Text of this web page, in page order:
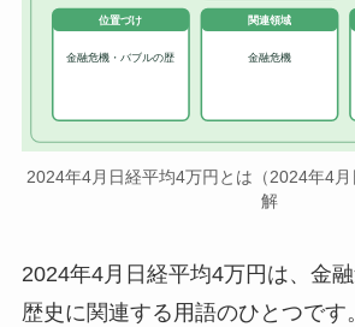
位置づけ
金融危機・バブルの歴
関連領域
金融危機
2024年4月日経平均4万円とは（2024年4
解
2024年4月日経平均4万円は、金
歴史に関連する用語のひとつです